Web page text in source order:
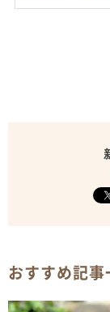
おすすめ記事